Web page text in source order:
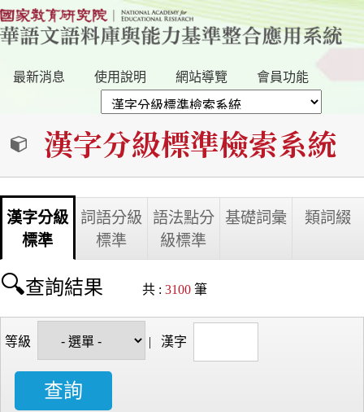
最新消息 使用說明 網站導覽 會員功能
漢字分級標準檢索系統
漢字分級
標準
詞語分級
標準
語法點分
級標準
基礎詞彙 類詞綴
查詢結果 共 : 3100 筆
等級 | 漢字